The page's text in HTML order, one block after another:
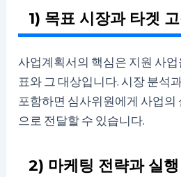
1) 목표 시장과 타겟
사업계획서의 핵심은 지원 사
표와 그 대상입니다. 시장 분석
포함하면 심사위원에게 사업의
으로 전달할 수 있습니다.
2) 마케팅 전략과 실